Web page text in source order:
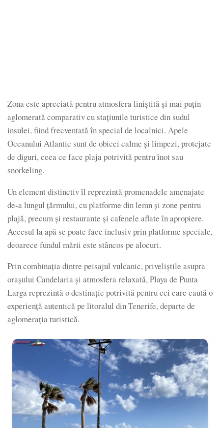
Zona este apreciată pentru atmosfera liniștită și mai puțin
aglomerată comparativ cu stațiunile turistice din sudul
insulei, fiind frecventată în special de localnici. Apele
Oceanului Atlantic sunt de obicei calme și limpezi, protejate
de diguri, ceea ce face plaja potrivită pentru înot sau
snorkeling.
Un element distinctiv îl reprezintă promenadele amenajate
de-a lungul țărmului, cu platforme din lemn și zone pentru
plajă, precum și restaurante și cafenele aflate în apropiere.
Accesul la apă se poate face inclusiv prin platforme speciale,
deoarece fundul mării este stâncos pe alocuri.
Prin combinația dintre peisajul vulcanic, priveliștile asupra
orașului Candelaria și atmosfera relaxată, Playa de Punta
Larga reprezintă o destinație potrivită pentru cei care caută o
experiență autentică pe litoralul din Tenerife, departe de
aglomerația turistică.